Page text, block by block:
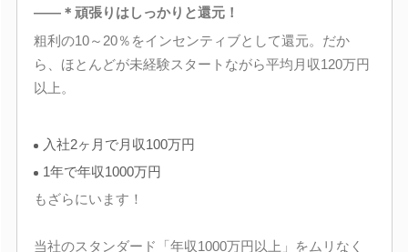
――＊頑張りはしっかりと還元！
粗利の10～20％をインセンティブとして還元。だか
ら、ほとんどが未経験スタートながら平均月収120万円
以上。
入社2ヶ月で月収100万円
1年で年収1000万円
もざらにいます！
当社のスタンダード「年収1000万円以上」をムリなく